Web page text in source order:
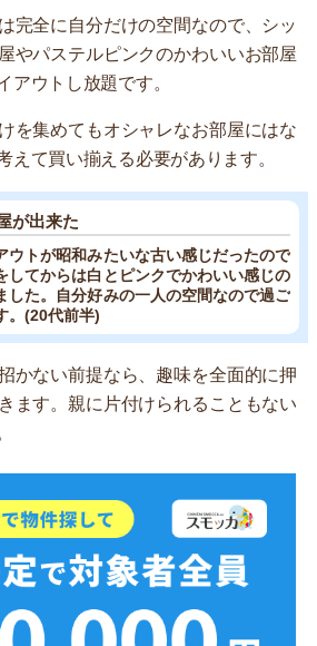
完全に自分だけの空間なので、シッ
やパステルピンクのかわいいお部屋
アウトし放題です。
を集めてもオシャレなお部屋にはな
えて買い揃える必要があります。
が出来た
ウトが昭和みたいな古い感じだったので
してからは白とピンクでかわいい感じの
した。自分好みの一人の空間なので過ご
。(20代前半)
かない前提なら、趣味を全面的に押
ます。親に片付けられることもない